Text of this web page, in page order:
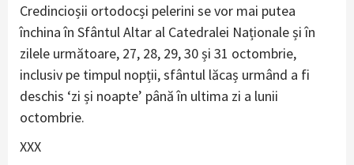
Credincioșii ortodocși pelerini se vor mai putea
închina în Sfântul Altar al Catedralei Naționale și în
zilele următoare, 27, 28, 29, 30 și 31 octombrie,
inclusiv pe timpul nopții, sfântul lăcaș urmând a fi
deschis ‘zi și noapte’ până în ultima zi a lunii
octombrie.
XXX